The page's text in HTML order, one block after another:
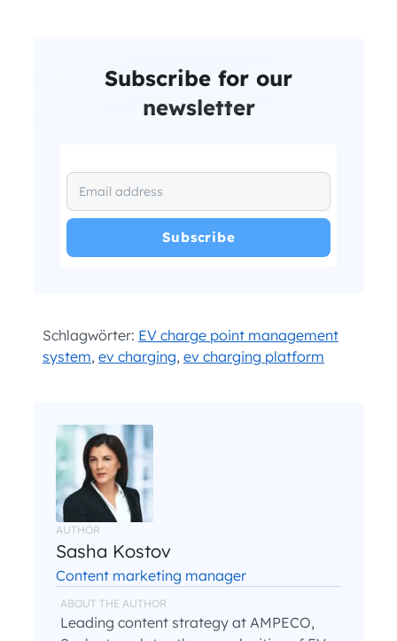
Subscribe for our
newsletter
Schlagwörter: EV charge point management
system, ev charging, ev charging platform
AUTHOR
Sasha Kostov
Content marketing manager
ABOUT THE AUTHOR
Leading content strategy at AMPECO,